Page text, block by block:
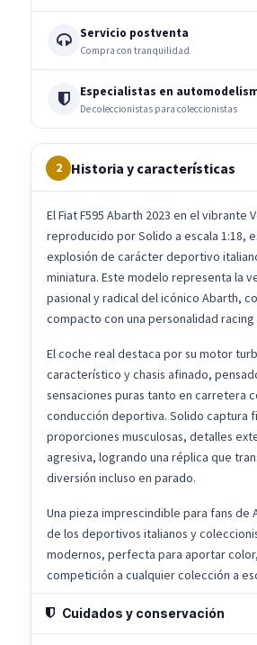
Servicio postventa
Compra con tranquilidad
Especialistas en
De coleccionistas para coleccionistas
2 Historia y características
El Fiat F595 Abarth 2023 en el vibrante
reproducido por Solido a escala 1:18,
explosión de carácter deportivo
miniatura. Este modelo representa la
pasional y radical del icónico Abarth,
compacto con una personalidad
El coche real destaca por su motor
característico y chasis afinado,
sensaciones puras tanto en carretera
conducción deportiva. Solido captura
proporciones musculosas, detalles
agresiva, logrando una réplica que
diversión incluso en parado.
Una pieza imprescindible para fans de
de los deportivos italianos y
modernos, perfecta para aportar
competición a cualquier colección a
Cuidados y conservación